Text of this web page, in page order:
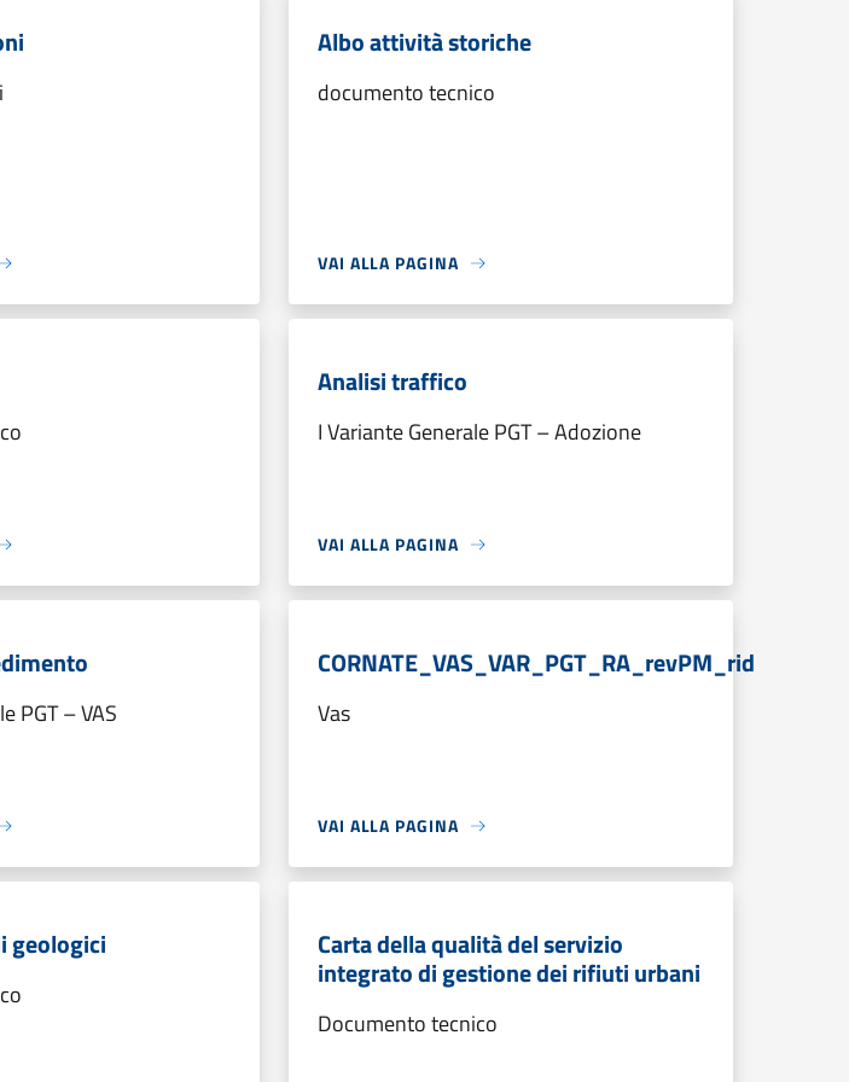
Albo attività storiche
documento tecnico
VAI ALLA PAGINA
Analisi traffico
I Variante Generale PGT – Adozione
VAI ALLA PAGINA
PGT – VAS
CORNATE_VAS_VAR_PGT_RA_revPM_rid
Vas
VAI ALLA PAGINA
geologici Carta della qualità del servizio
integrato di gestione dei rifiuti urbani
Documento tecnico